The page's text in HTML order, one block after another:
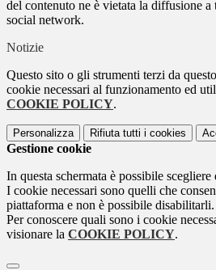
del contenuto ne è vietata la diffusione
social network.
Notizie
Questo sito o gli strumenti terzi da
cookie necessari al funzionamento ed
COOKIE POLICY.
Personalizza Rifiuta tutti i cookies
Gestione cookie
In questa schermata è possibile
I cookie necessari sono quelli che
piattaforma e non è possibile disabilitarli.
Per conoscere quali sono i cookie
visionare la COOKIE POLICY.